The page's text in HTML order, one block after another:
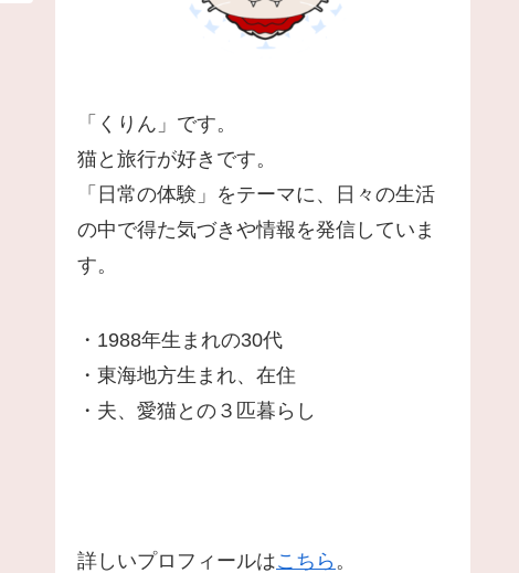
「くりん」です。
猫と旅行が好きです。
「日常の体験」をテーマに、日々の生活
の中で得た気づきや情報を発信していま
す。
・1988年生まれの30代
・東海地方生まれ、在住
・夫、愛猫との３匹暮らし
詳しいプロフィールはこちら 。